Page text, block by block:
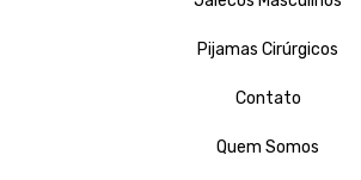
Pijamas Cirúrgicos
Contato
Quem Somos